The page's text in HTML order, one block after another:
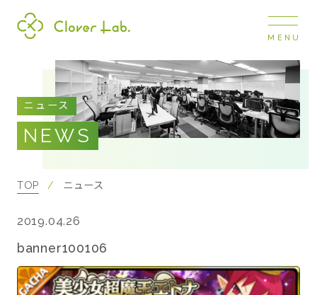
COMPANY
企業情報
ナビ
事業展開
RECRUIT
採用情報
NEWS
MENU
ニュース
NEWS
TOP ニュース
banner100106
2019.04.26